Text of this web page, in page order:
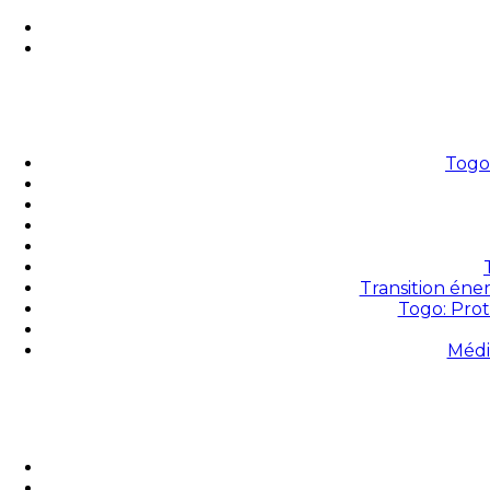
Transition
Togo: